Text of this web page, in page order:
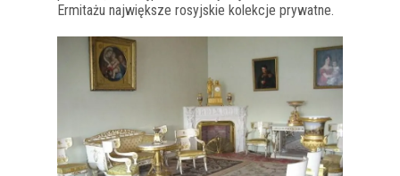
Ermitażu największe rosyjskie kolekcje prywatne.